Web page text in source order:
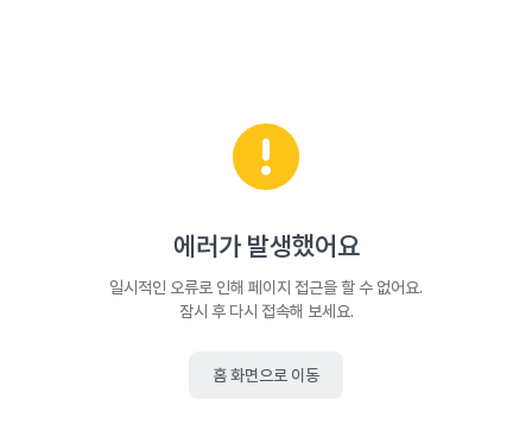
에러가 발생했어요
일시적인 오류로 인해 페이지 접근을 할 수 없어요.
잠시 후 다시 접속해 보세요.
홈 화면으로 이동